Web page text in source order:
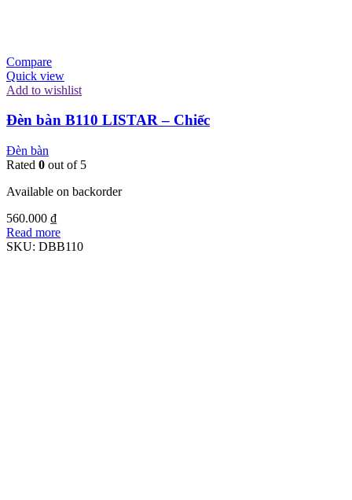
Compare
Quick view
Add to wishlist
Đèn bàn B110 LISTAR – Chiếc
Đèn bàn
Rated 0 out of 5
Available on backorder
560.000 ₫
Read more
SKU: DBB110